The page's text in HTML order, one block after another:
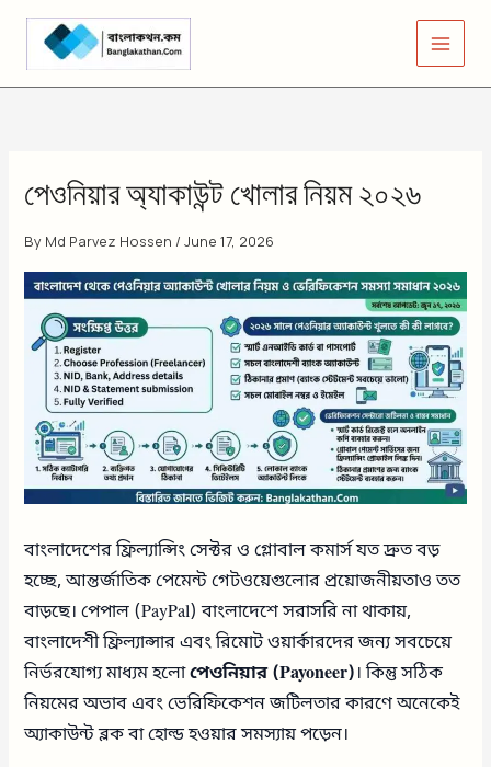
Skip
content
পেওনিয়ার অ্যাকাউন্ট খোলার নিয়ম ২০২৬
By Md Parvez Hossen /June 17, 2026
বাংলাদেশের ফ্রিল্যান্সিং সেক্টর ও গ্লোবাল কমার্স যত দ্রুত বড়
হচ্ছে, আন্তর্জাতিক পেমেন্ট গেটওয়েগুলোর প্রয়োজনীয়তাও তত
বাড়ছে। পেপাল (PayPal) বাংলাদেশে সরাসরি না থাকায়,
বাংলাদেশী ফ্রিল্যান্সার এবং রিমোট ওয়ার্কারদের জন্য সবচেয়ে
নির্ভরযোগ্য মাধ্যম হলোপেওনিয়ার (Payoneer)। কিন্তু সঠিক
নিয়মের অভাব এবং ভেরিফিকেশন জটিলতার কারণে অনেকেই
অ্যাকাউন্ট ব্লক বা হোল্ড হওয়ার সমস্যায় পড়েন।